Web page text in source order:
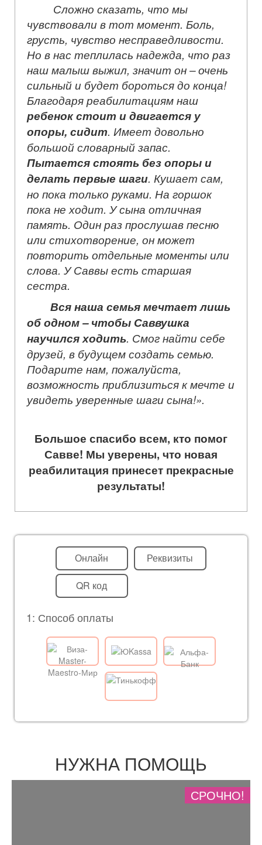
Сложно сказать, что мы
чувствовали в тот момент. Боль,
грусть, чувство несправедливости.
Но в нас теплилась надежда, что раз
наш малыш выжил, значит он – очень
сильный и будет бороться до конца!
Благодаря реабилитациям наш
ребенок стоит и двигается у
опоры, сидит. Имеет довольно
большой словарный запас.
Пытается стоять без опоры и
делать первые шаги. Кушает сам,
но пока только руками. На горшок
пока не ходит. У сына отличная
память. Один раз прослушав песню
или стихотворение, он может
повторить отдельные моменты или
слова. У Саввы есть старшая
сестра.
Вся наша семья мечтает лишь
об одном – чтобы Саввушка
научился ходить. Смог найти себе
друзей, в будущем создать семью.
Подарите нам, пожалуйста,
возможность приблизиться к мечте и
увидеть уверенные шаги сына!».
Большое спасибо всем, кто помог
Савве! Мы уверены, что новая
реабилитация принесет прекрасные
результаты!
Онлайн Реквизиты
QR код
1: Способ оплаты
НУЖНА ПОМОЩЬ
СРОЧНО!